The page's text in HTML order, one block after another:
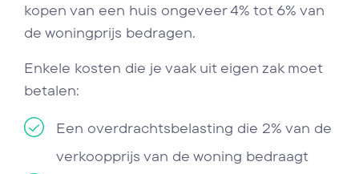
kopen van een huis ongeveer 4% tot 6% van
de woningprijs bedragen.
Enkele kosten die je vaak uit eigen zak moet
betalen:
Een overdrachtsbelasting die 2% van de
verkoopprijs van de woning bedraagt